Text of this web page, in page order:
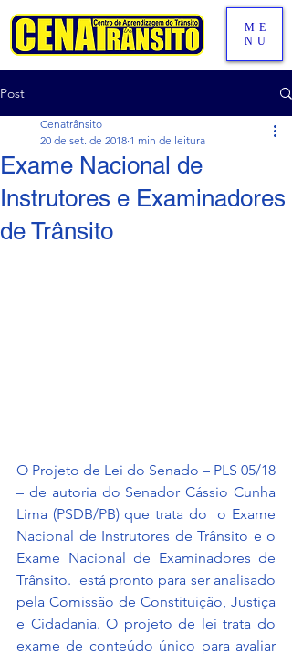
ME
NU
Post
Exame Nacional de
Instrutores e Examinadores
de Trânsito
Cenatrânsito
20 de set. de 2018 1 min de leitura
O Projeto de Lei do Senado – PLS 05/18
– de autoria do Senador Cássio Cunha
Lima (PSDB/PB) que trata do  o Exame
Nacional de Instrutores de Trânsito e o
Exame Nacional de Examinadores de
Trânsito.  está pronto para ser analisado
pela Comissão de Constituição, Justiça
e Cidadania. O projeto de lei trata do
exame de conteúdo único para avaliar